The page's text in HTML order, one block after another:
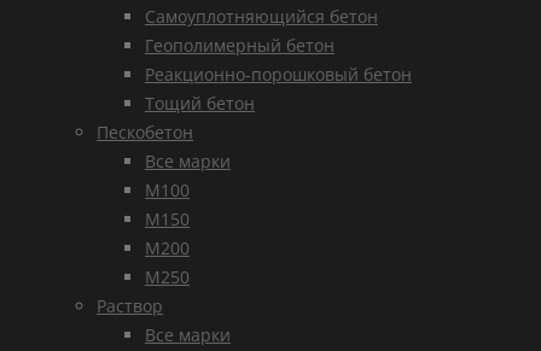
Самоуплотняющийся бетон
Геополимерный бетон
Реакционно-порошковый бетон
Тощий бетон
Пескобетон
Все марки
М100
М150
М200
М250
Раствор
Все марки